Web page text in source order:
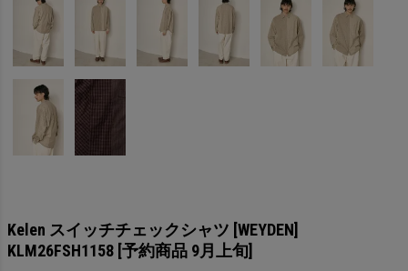
Kelen スイッチチェックシャツ [WEYDEN]
KLM26FSH1158 [予約商品 9月上旬]